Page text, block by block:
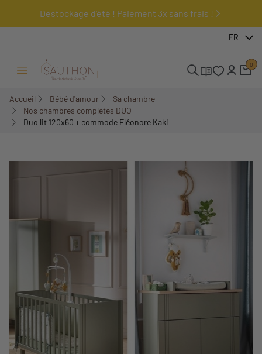
Destockage d'été ! Paiement 3x sans frais !
FR
Ouvrir/Fermer menu
0
Accueil Bébé d'amour
Sa chambre
Nos chambres complètes DUO
Duo lit 120x60 + commode Eléonore Kaki
-29,02%